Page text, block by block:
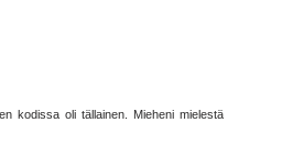
kodissa oli tällainen. Mieheni mielestä